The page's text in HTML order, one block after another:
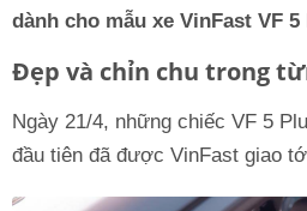
dành cho mẫu xe VinFast VF 5
Đẹp và chỉn chu trong
Ngày 21/4, những chiếc VF 5
đầu tiên đã được VinFast giao